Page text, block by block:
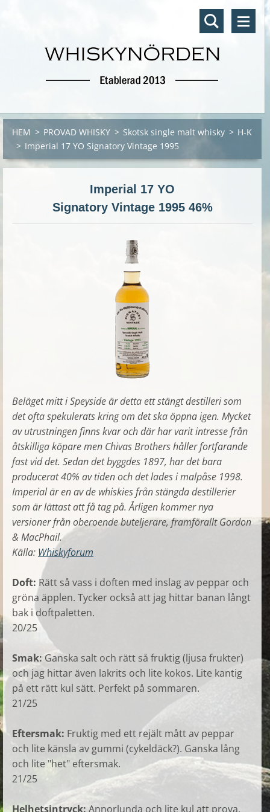
HEM > PROVAD WHISKY > Skotsk single malt whisky > H-K
> Imperial 17 YO Signatory Vintage 1995
Imperial 17 YO
Signatory Vintage 1995 46%
Beläget mitt i Speyside är detta ett stängt destilleri som
det ofta spekulerats kring om det ska öppna igen. Mycket
av utrustningen finns kvar och där har varit intresse från
åtskilliga köpare men Chivas Brothers håller fortfarande
fast vid det. Sedan det byggdes 1897, har det bara
producerat 40% av tiden och det lades i malpåse 1998.
Imperial är en av de whiskies från stängda destillerier
som är lättast att få tag på. Årligen kommer nya
versioner från oberoende buteljerare, framförallt Gordon
& MacPhail.
Källa: Whiskyforum
Doft: Rätt så vass i doften med inslag av peppar och
gröna äpplen. Tycker också att jag hittar banan långt
bak i doftpaletten.
20/25
Smak:Ganska salt och rätt så fruktig (ljusa frukter)
och jag hittar även lakrits och lite kokos. Lite kantig
på ett rätt kul sätt. Perfekt på sommaren.
21/25
Eftersmak: Fruktig med ett rejält mått av peppar
och lite känsla av gummi (cykeldäck?). Ganska lång
och lite "het" eftersmak.
21/25
Helhetsintryck: Annorlunda och lite kul att prova.